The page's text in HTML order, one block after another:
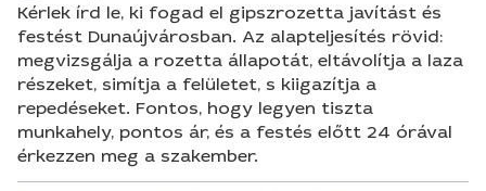
Kérlek írd le, ki fogad el gipszrozetta javítást és
festést Dunaújvárosban. Az alapteljesítés rövid:
megvizsgálja a rozetta állapotát, eltávolítja a laza
részeket, simítja a felületet, s kiigazítja a
repedéseket. Fontos, hogy legyen tiszta
munkahely, pontos ár, és a festés előtt 24 órával
érkezzen meg a szakember.